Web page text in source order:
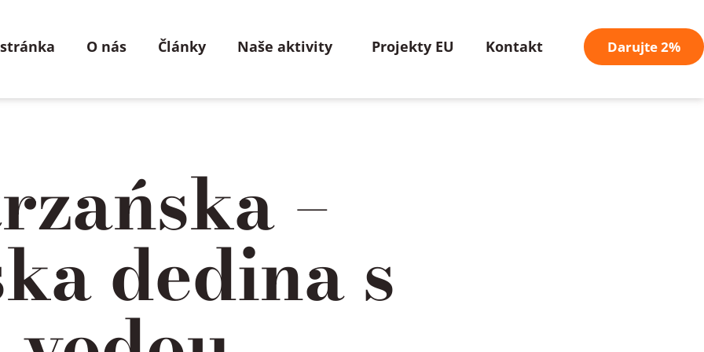
O nás Články Naše aktivity Projekty EU Kontakt Darujte 2%
–
dedina s